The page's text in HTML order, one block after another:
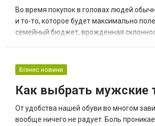
Во время покупок в головах людей
и то-то, которое будет максимально
семейный бюджет, врожденная
Бізнес новини
Как выбрать мужские
От удобства нашей обуви во многом
вообще ничего не радует. Боль